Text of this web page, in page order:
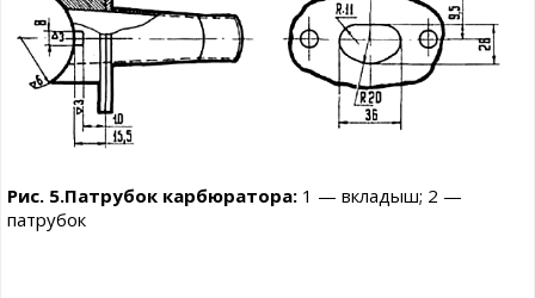
Рис. 5.Патрубок карбюратора: 1 — вкладыш; 2 —
патрубок